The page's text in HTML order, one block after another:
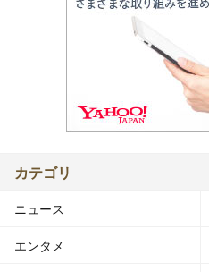
カテゴリ
ニュース
エンタメ